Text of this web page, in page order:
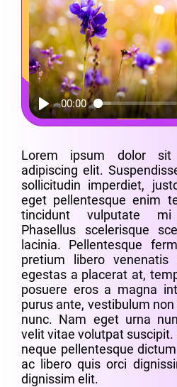
00:00
Lorem ipsum dolor sit
adipiscing elit.
sollicitudin imperdiet,
eget pellentesque enim
tincidunt vulputate mi
Phasellus scelerisque
lacinia. Pellentesque
pretium libero
egestas a placerat at,
posuere eros a magna
purus ante, vestibulum
nunc. Nam eget urna
velit vitae volutpat
neque pellentesque
ac libero quis orci
dignissim elit.